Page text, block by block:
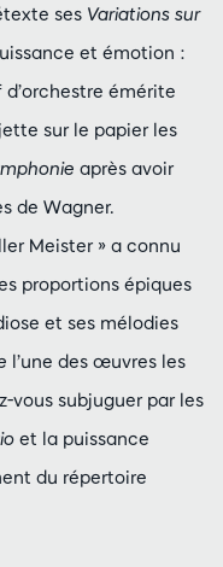
ses Variations sur
et émotion :
émérite
sur le papier les
après avoir
de Wagner.
Meister » a connu
proportions épiques
et ses mélodies
l’une des œuvres les
vous subjuguer par les
et la puissance
du répertoire